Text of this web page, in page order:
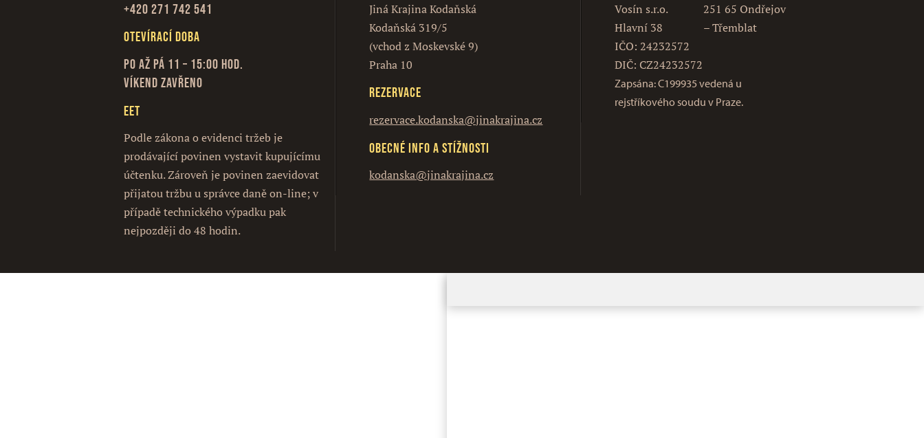
+420 271 742 541
Otevírací doba
Po až Pá 11 – 15:00 hod.
Víkend zavřeno
EET
Podle zákona o evidenci tržeb je
prodávající povinen vystavit kupujícímu
účtenku. Zároveň je povinen zaevidovat
přijatou tržbu u správce daně on-line; v
případě technického výpadku pak
nejpozději do 48 hodin.
Jiná Krajina Kodaňská
Kodaňská 319/5
(vchod z Moskevské 9)
Praha 10
Rezervace
rezervace.kodanska@jinakrajina.cz
Obecné info a stížnosti
kodanska@jinakrajina.cz
Vosín s.r.o.
Hlavní 38
251 65 Ondřejov
– Třemblat
IČO: 24232572
DIČ: CZ24232572
Zapsána: C199935 vedená u
rejstříkového soudu v Praze.